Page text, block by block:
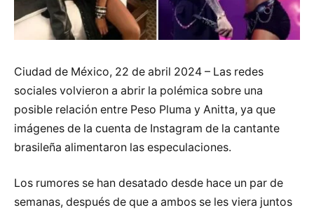
Ciudad de México, 22 de abril 2024 – Las redes
sociales volvieron a abrir la polémica sobre una
posible relación entre Peso Pluma y Anitta, ya que
imágenes de la cuenta de Instagram de la cantante
brasileña alimentaron las especulaciones.
Los rumores se han desatado desde hace un par de
semanas, después de que a ambos se les viera juntos